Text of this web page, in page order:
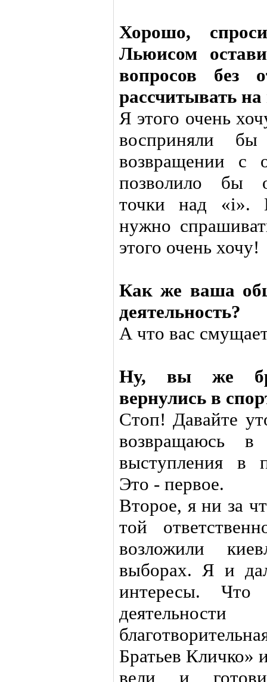
Хорошо,
Льюисом
вопросов
рассчитывать
Я этого очень
восприняли
возвращении с
позволило бы
точки над «i».
нужно
этого очень хочу!
Как же ваша
деятельность?
А что вас
Ну, вы же
вернулись в
Стоп! Давайте
возвращаюсь
выступления в
Это - первое.
Второе, я ни за
той
возложили
выборах. Я и
интересы. Что
Братьев Кличко»
вели и